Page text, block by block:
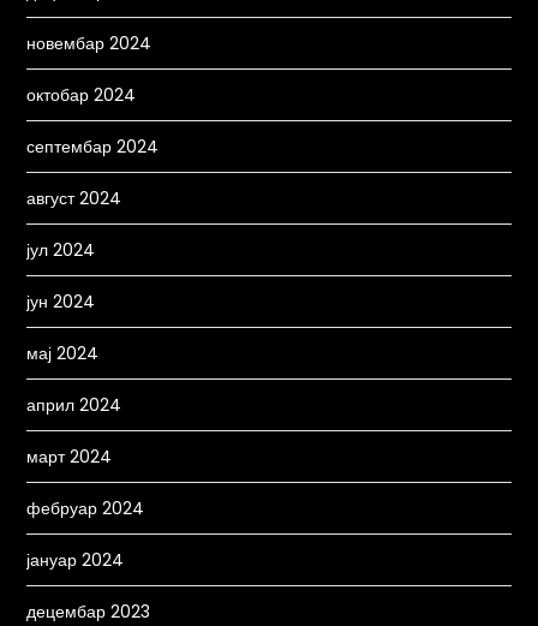
новембар 2024
октобар 2024
септембар 2024
август 2024
јул 2024
јун 2024
мај 2024
април 2024
март 2024
фебруар 2024
јануар 2024
децембар 2023